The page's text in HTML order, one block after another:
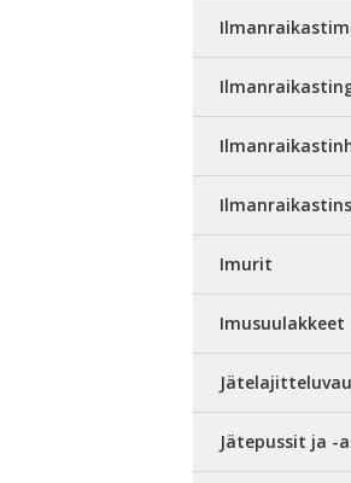
Imurit
Imusuulakkeet
Jätepussit ja -